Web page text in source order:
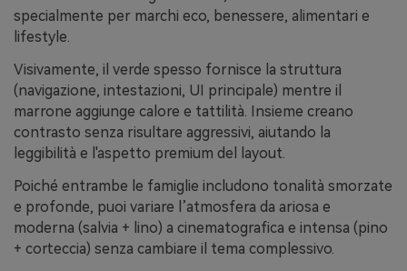
specialmente per marchi eco, benessere, alimentari e
lifestyle.
Visivamente, il verde spesso fornisce la struttura
(navigazione, intestazioni, UI principale) mentre il
marrone aggiunge calore e tattilità. Insieme creano
contrasto senza risultare aggressivi, aiutando la
leggibilità e l'aspetto premium del layout.
Poiché entrambe le famiglie includono tonalità smorzate
e profonde, puoi variare l’atmosfera da ariosa e
moderna (salvia + lino) a cinematografica e intensa (pino
+ corteccia) senza cambiare il tema complessivo.